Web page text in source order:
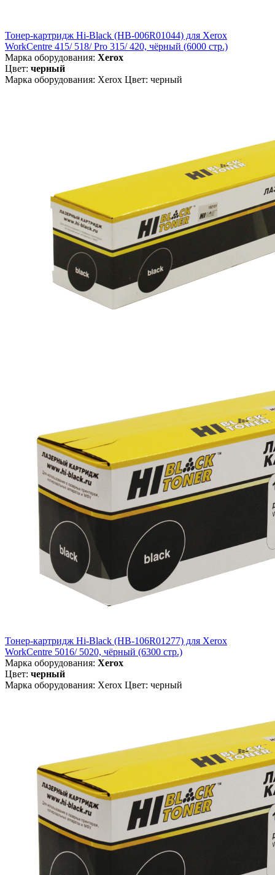
Тонер-картридж Hi-Black (HB-006R01044) для Xerox
WorkCentre 415/ 518/ Pro 315/ 420, чёрный (6000 стр.)
Марка оборудования: Xerox
Цвет: черный
Марка оборудования: Xerox Цвет: черный
Тонер-картридж Hi-Black (HB-106R01277) для Xerox
WorkCentre 5016/ 5020, чёрный (6300 стр.)
Марка оборудования: Xerox
Цвет: черный
Марка оборудования: Xerox Цвет: черный